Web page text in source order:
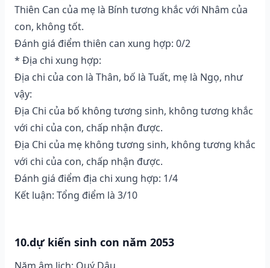
Thiên Can của mẹ là Bính tương khắc với Nhâm của
con, không tốt.
Đánh giá điểm thiên can xung hợp: 0/2
* Địa chi xung hợp:
Địa chi của con là Thân, bố là Tuất, mẹ là Ngọ, như
vậy:
Địa Chi của bố không tương sinh, không tương khắc
với chi của con, chấp nhận được.
Địa Chi của mẹ không tương sinh, không tương khắc
với chi của con, chấp nhận được.
Đánh giá điểm địa chi xung hợp: 1/4
Kết luận: Tổng điểm là 3/10
10.dự kiến sinh con năm 2053